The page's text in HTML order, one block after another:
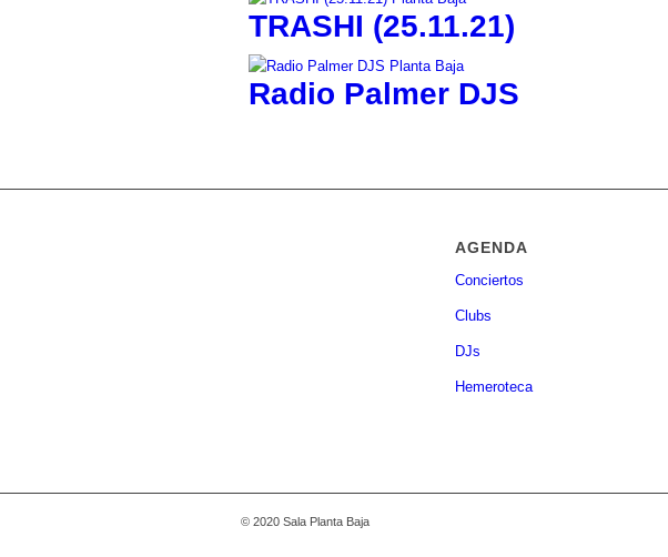
TRASHI (25.11.21)
Radio Palmer DJS
AGENDA
Conciertos
Clubs
DJs
Hemeroteca
© 2020 Sala Planta Baja